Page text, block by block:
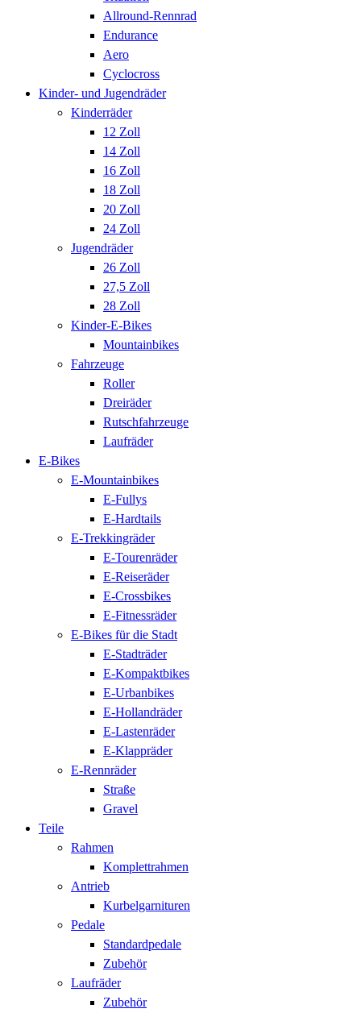
Allround-Rennrad
Endurance
Aero
Cyclocross
Kinder- und Jugendräder
Kinderräder
12 Zoll
14 Zoll
16 Zoll
18 Zoll
20 Zoll
24 Zoll
Jugendräder
26 Zoll
27,5 Zoll
28 Zoll
Kinder-E-Bikes
Mountainbikes
Fahrzeuge
Roller
Dreiräder
Rutschfahrzeuge
Laufräder
E-Bikes
E-Mountainbikes
E-Fullys
E-Hardtails
E-Trekkingräder
E-Tourenräder
E-Reiseräder
E-Crossbikes
E-Fitnessräder
E-Bikes für die Stadt
E-Stadträder
E-Kompaktbikes
E-Urbanbikes
E-Hollandräder
E-Lastenräder
E-Klappräder
E-Rennräder
Straße
Gravel
Teile
Rahmen
Komplettrahmen
Antrieb
Kurbelgarnituren
Pedale
Standardpedale
Zubehör
Laufräder
Zubehör